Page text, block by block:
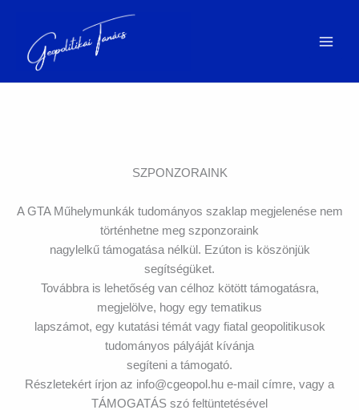
content
SZPONZORAINK
A GTA Műhelymunkák tudományos szaklap megjelenése nem
történhetne meg szponzoraink
nagylelkű támogatása nélkül. Ezúton is köszönjük
segítségüket.
Továbbra is lehetőség van célhoz kötött támogatásra,
megjelölve, hogy egy tematikus
lapszámot, egy kutatási témát vagy fiatal geopolitikusok
tudományos pályáját kívánja
segíteni a támogató.
Részletekért írjon az info@cgeopol.hu e-mail címre, vagy a
TÁMOGATÁS szó feltüntetésével